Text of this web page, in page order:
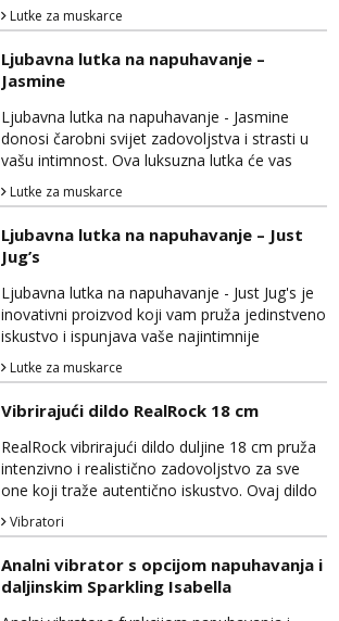
fantazije i potrebe za zadovoljstvom. Ova
realistična lutka nudi autentično iskustvo i
mnoge značajke koje će oduševiti korisnike.
Izrađena je od visokokvalitetnih materijala
koji su sigurni za tijelo i ugodni na dodir,
pružajući udobnost tijekom upotrebe.
Ljubavna lutka n...
Lutke za muskarce
Ljubavna lutka na napuhavanje –
Jasmine
Ljubavna lutka na napuhavanje - Jasmine
donosi čarobni svijet zadovoljstva i strasti u
vašu intimnost. Ova luksuzna lutka će vas
oduševiti svojom izvanrednom kvalitetom i
pažljivo osmišljenim dizajnom, pružajući vam
nezaboravna iskustva. Izrađena je od
visokokvalitetnog materijala koji je nježan na
dodir i siguran za tijelo, osiguravajući
udobnost i zadovoljstvo tijekom cijelog
iskustva. Ljubav...
Lutke za muskarce
Ljubavna lutka na napuhavanje – Just
Jug’s
Ljubavna lutka na napuhavanje - Just Jug's je
inovativni proizvod koji vam pruža jedinstveno
iskustvo i ispunjava vaše najintimnije
fantazije. Ova realistična ljubavna lutka će vas
zadovoljiti svojom izvanrednom kvalitetom i
autentičnim dizajnom. Izrađena je od
visokokvalitetnog materijala koji je nježan na
dodir i siguran za tijelo, pružajući vam
udobnost i zadovoljstvo tijekom korištenja.
Jus...
Lutke za muskarce
Vibrirajući dildo RealRock 18 cm
RealRock vibrirajući dildo duljine 18 cm pruža
intenzivno i realistično zadovoljstvo za sve
one koji traže autentično iskustvo. Ovaj dildo
impresionira svojim izgledom i
performansama, omogućujući vam da
doživite senzacije koje će vas ostaviti
zadovoljenima. Izrađen je od
visokokvalitetnog materijala koji je nježan na
Vibratori
Analni vibrator s opcijom napuhavanja i
daljinskim Sparkling Isabella